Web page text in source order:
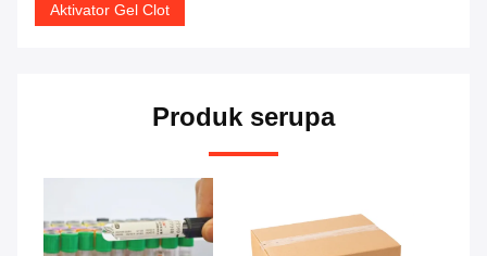
Aktivator Gel Clot
Produk serupa